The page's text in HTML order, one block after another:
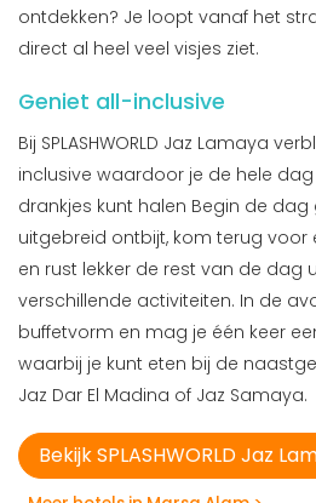
ontdekken? Je loopt vanaf het
direct al heel veel visjes ziet.
Geniet all-inclusive
Bij SPLASHWORLD Jaz Lamaya
inclusive waardoor je de hele
drankjes kunt halen Begin de
uitgebreid ontbijt, kom terug voor
en rust lekker de rest van de dag
verschillende activiteiten. In de
buffetvorm en mag je één keer
waarbij je kunt eten bij de
Jaz Dar El Madina of Jaz Samaya.
Bekijk SPLASHWORLD Jaz